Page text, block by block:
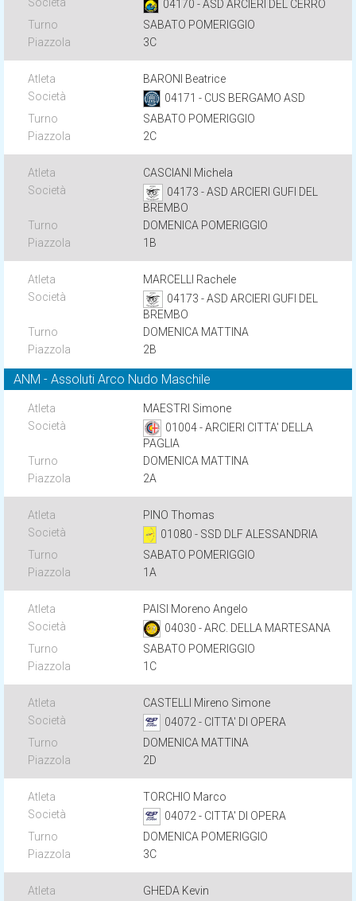
04170 - ASD ARCIERI DEL CERRO
SABATO POMERIGGIO
3C
BARONI Beatrice
04171 - CUS BERGAMO ASD
SABATO POMERIGGIO
2C
CASCIANI Michela
04173 - ASD ARCIERI GUFI DEL
BREMBO
DOMENICA POMERIGGIO
1B
MARCELLI Rachele
04173 - ASD ARCIERI GUFI DEL
BREMBO
DOMENICA MATTINA
2B
ANM - Assoluti Arco Nudo Maschile
MAESTRI Simone
01004 - ARCIERI CITTA' DELLA
PAGLIA
DOMENICA MATTINA
2A
PINO Thomas
01080 - SSD DLF ALESSANDRIA
SABATO POMERIGGIO
1A
PAISI Moreno Angelo
04030 - ARC. DELLA MARTESANA
SABATO POMERIGGIO
1C
CASTELLI Mireno Simone
04072 - CITTA' DI OPERA
DOMENICA MATTINA
2D
TORCHIO Marco
04072 - CITTA' DI OPERA
DOMENICA POMERIGGIO
3C
GHEDA Kevin